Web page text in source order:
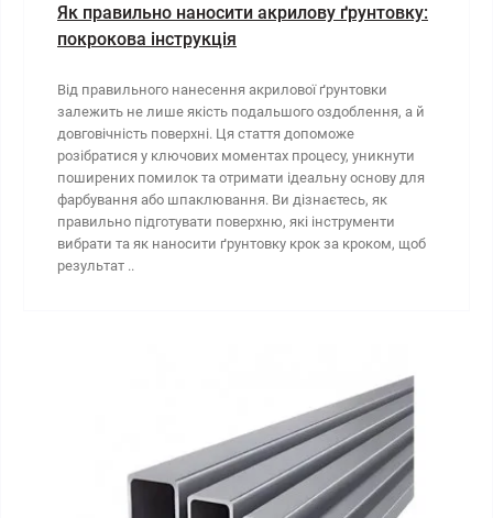
Як правильно наносити акрилову ґрунтовку:
покрокова інструкція
Від правильного нанесення акрилової ґрунтовки
залежить не лише якість подальшого оздоблення, а й
довговічність поверхні. Ця стаття допоможе
розібратися у ключових моментах процесу, уникнути
поширених помилок та отримати ідеальну основу для
фарбування або шпаклювання. Ви дізнаєтесь, як
правильно підготувати поверхню, які інструменти
вибрати та як наносити ґрунтовку крок за кроком, щоб
результат ..